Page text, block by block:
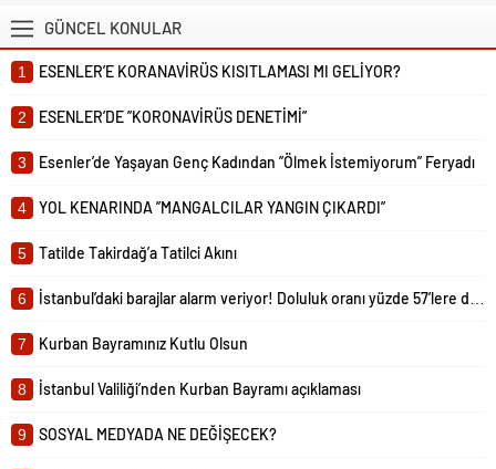
noktasında uyarılarda bulunulan
tedbirler arasında, bayramlaşmanın
GÜNCEL KONULAR
1 ESENLER’E KORANAVİRÜS KISITLAMASI MI GELİYOR?
2 ESENLER’DE ”KORONAVİRÜS DENETİMİ”
3 Esenler’de Yaşayan Genç Kadından ”Ölmek İstemiyorum” Feryadı
4 YOL KENARINDA ”MANGALCILAR YANGIN ÇIKARDI”
5 Tatilde Takirdağ’a Tatilci Akını
6 İstanbul’daki barajlar alarm veriyor! Doluluk oranı yüzde 57’lere düştü
7 Kurban Bayramınız Kutlu Olsun
8 İstanbul Valiliği’nden Kurban Bayramı açıklaması
9 SOSYAL MEDYADA NE DEĞİŞECEK?